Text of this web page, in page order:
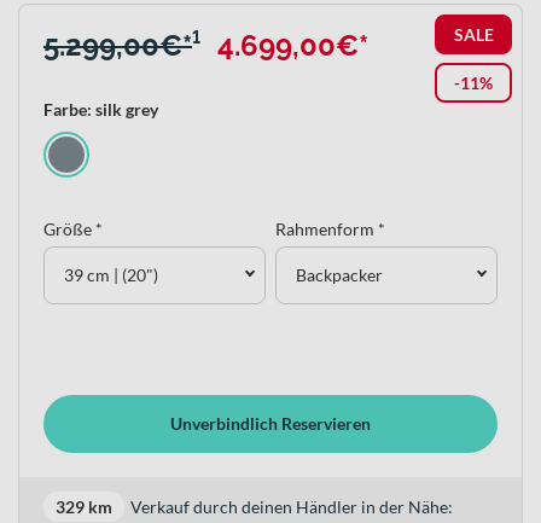
SALE
-11%
5.299,00€*¹ 4.699,00€*
Farbe: silk grey
Größe *
39 cm | (20")
Rahmenform *
Backpacker
Unverbindlich Reservieren
329 km Verkauf durch deinen Händler in der Nähe: